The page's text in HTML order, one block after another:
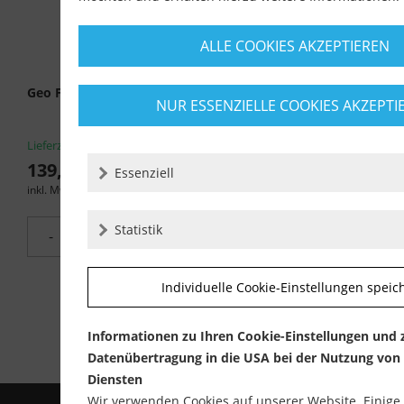
Geo Fennel Geo1X-GREEN Kreuzlinienlaser-Set mit...
Lieferzeit ca. 1-3 Werktage
139,90 € 149,90 €
inkl. MwSt.
-
ALLE COOKIES AKZEPTIEREN
NUR ESSENZIELLE COOKIES
Essenziell
Statistik
Individuelle Cookie-Einstellungen
Informationen zu Ihren Cookie-Einstellungen und
Datenübertragung in die USA bei der Nutzung von
Diensten
Wir verwenden Cookies auf unserer Website. Einige